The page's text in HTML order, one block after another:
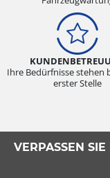
Ihre Bedürfnisse stehen
erster Stelle
VERPASSEN SIE